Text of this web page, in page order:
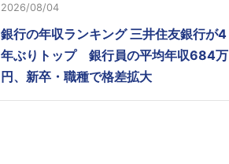
2026/08/04
銀行の年収ランキング 三井住友銀行が4
年ぶりトップ 銀行員の平均年収684万
円、新卒・職種で格差拡大